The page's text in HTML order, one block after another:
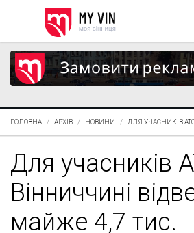
ГОЛОВНА АРХІВ НОВИНИ ДЛЯ УЧАСНИКІВ
Для учасників
Вінниччині
майже 4,7 тис.